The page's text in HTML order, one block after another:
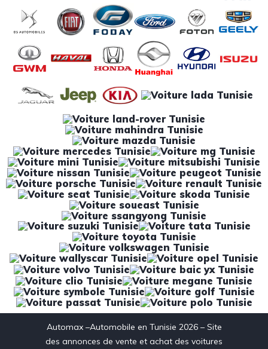
Automax –Automobile en Tunisie 2026 – Site
des annonces de vente et achat des voitures